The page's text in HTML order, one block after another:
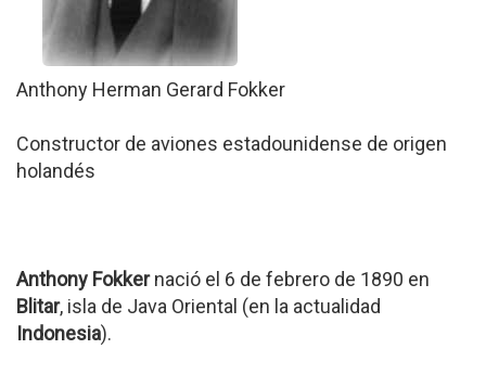
Anthony Herman Gerard Fokker
Constructor de aviones estadounidense de origen
holandés
Anthony Fokkernació el 6 de febrero de 1890 en
Blitar, isla de Java Oriental (en la actualidad
Indonesia).